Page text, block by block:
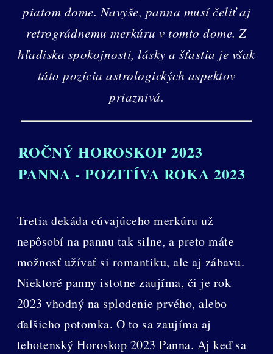
piatom dome. Navyše, panna musí čeliť aj
retrográdnemu merkúru v tomto dome. Z
hľadiska spokojnosti, lásky a šťastia je však
táto pozícia astrologických aspektov
priaznivá.
ROČNÝ HOROSKOP 2023
PANNA - POZITÍVA ROKA 2023
Tretia dekáda cúvajúceho merkúru už
nepôsobí na pannu tak silne, a preto máte
možnosť užívať si romantiku, ale aj zábavu.
Niektoré panny istotne zaujíma, či je rok
2023 vhodný na splodenie prvého, alebo
ďalšieho potomka. O to sa zaujíma aj
tehotenský Horoskop 2023 Panna. Aj keď sa